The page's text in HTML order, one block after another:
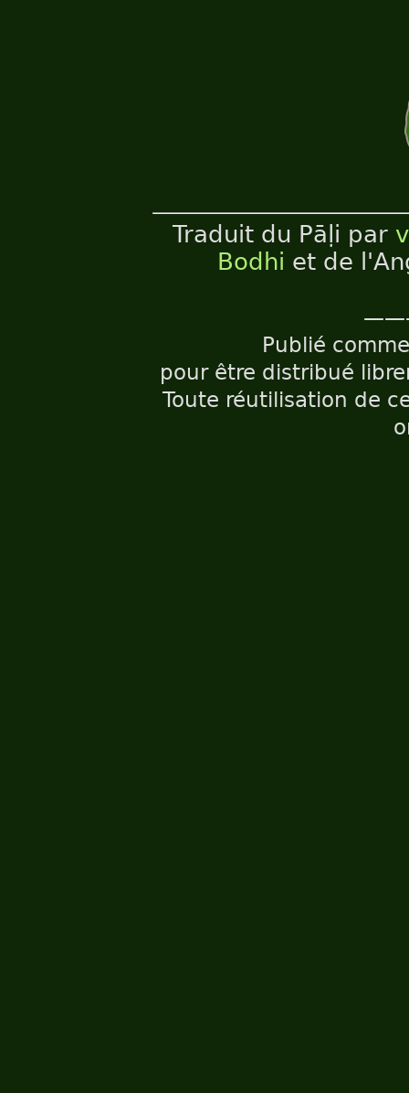
Traduit du Pāḷi par
Bodhi et de
Publié
pour être distribué
Toute réutilisation de